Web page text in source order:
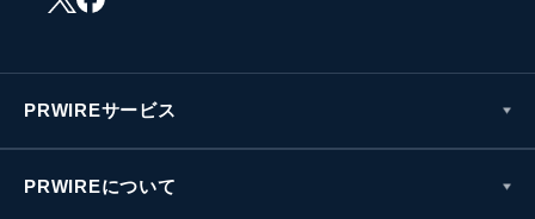
PRWIREサービス
PRWIREについて